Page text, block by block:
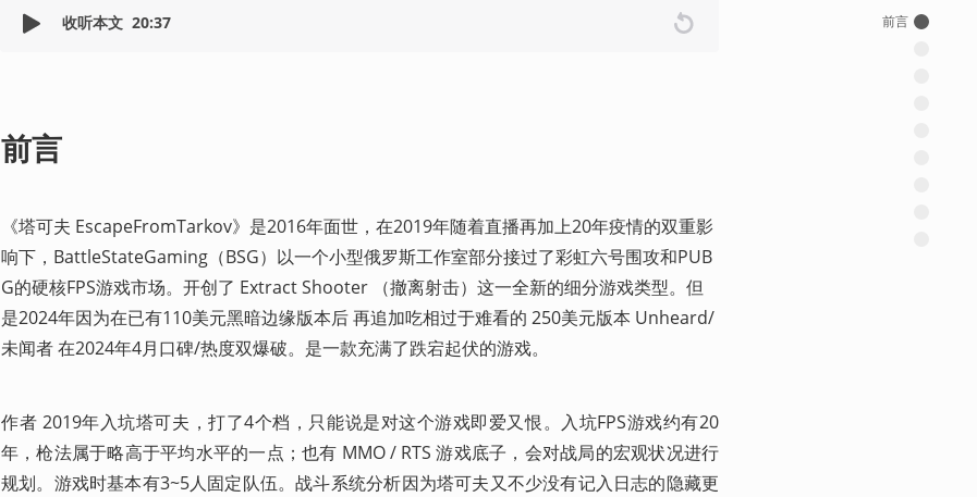
收听本文 20:37
前言
《塔可夫 EscapeFromTarkov》是2016年面世，在2019年随着直播再加上20年疫情的双重影
响下，BattleStateGaming（BSG）以一个小型俄罗斯工作室部分接过了彩虹六号围攻和PUB
G的硬核FPS游戏市场。开创了 Extract Shooter （撤离射击）这一全新的细分游戏类型。但
是2024年因为在已有110美元黑暗边缘版本后 再追加吃相过于难看的 250美元版本 Unheard/
未闻者 在2024年4月口碑/热度双爆破。是一款充满了跌宕起伏的游戏。
作者 2019年入坑塔可夫，打了4个档，只能说是对这个游戏即爱又恨。入坑FPS游戏约有20
年，枪法属于略高于平均水平的一点；也有 MMO / RTS 游戏底子，会对战局的宏观状况进行
规划。游戏时基本有3~5人固定队伍。战斗系统分析因为塔可夫又不少没有记入日志的隐藏更
前言